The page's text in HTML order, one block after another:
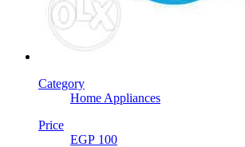
Category
Home Appliances
Price
EGP 100